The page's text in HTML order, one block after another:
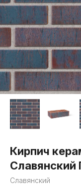
Кирпич
Славянский